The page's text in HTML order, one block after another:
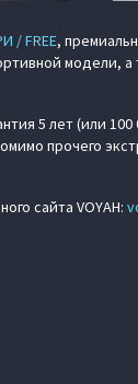
/ FREE,
модели,
5 лет (или
прочего
сайта VOYAH: